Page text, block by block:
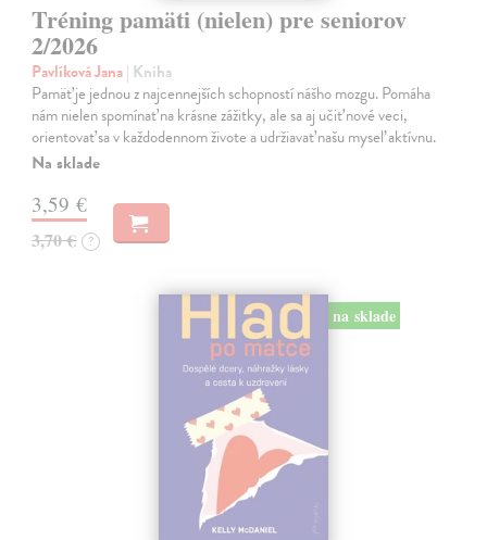
Tréning pamäti (nielen) pre seniorov
2/2026
Pavlíková Jana| Kniha
Pamäť je jednou z najcennejších schopností nášho mozgu. Pomáha
nám nielen spomínať na krásne zážitky, ale sa aj učiť nové veci,
orientovať sa v každodennom živote a udržiavať našu myseľ aktívnu.
Na sklade
3,59 €
3,70 € ?
na sklade